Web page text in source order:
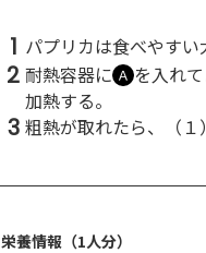
1 パプリカは食べやす
2 耐熱容器に Ａ を入れ
加熱する。
3 粗熱が取れたら、（１
栄養情報（1人分）